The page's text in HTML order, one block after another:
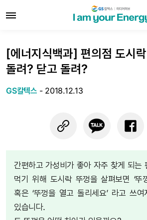
[에너지식백과] 편의점 도시
돌려? 닫고 돌려?
GS칼텍스 - 2018.12.13
간편하고 가성비가 좋아 자주 찾게 되는
먹기 위해 도시락 뚜껑을 살펴보면 ‘뚜
혹은 ‘뚜껑을 열고 돌리세요’ 라고 쓰
있습니다.